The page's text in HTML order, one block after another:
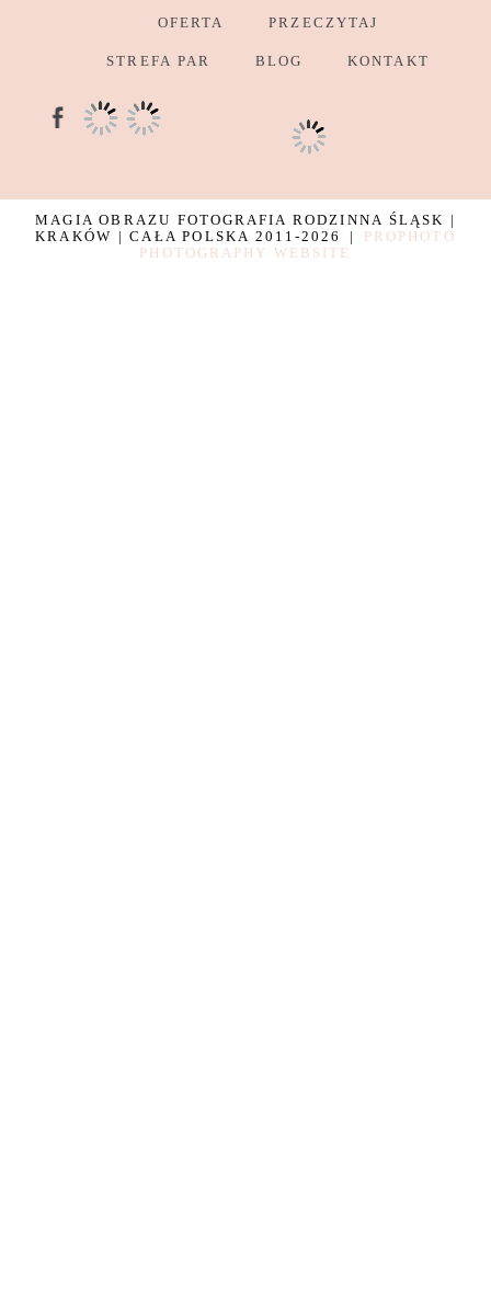
OFERTA PRZECZYTAJ
STREFA PAR BLOG KONTAKT
MAGIA OBRAZU FOTOGRAFIA RODZINNA ŚLĄSK |
KRAKÓW | CAŁA POLSKA 2011-2026
|
PROPHOTO
PHOTOGRAPHY WEBSITE